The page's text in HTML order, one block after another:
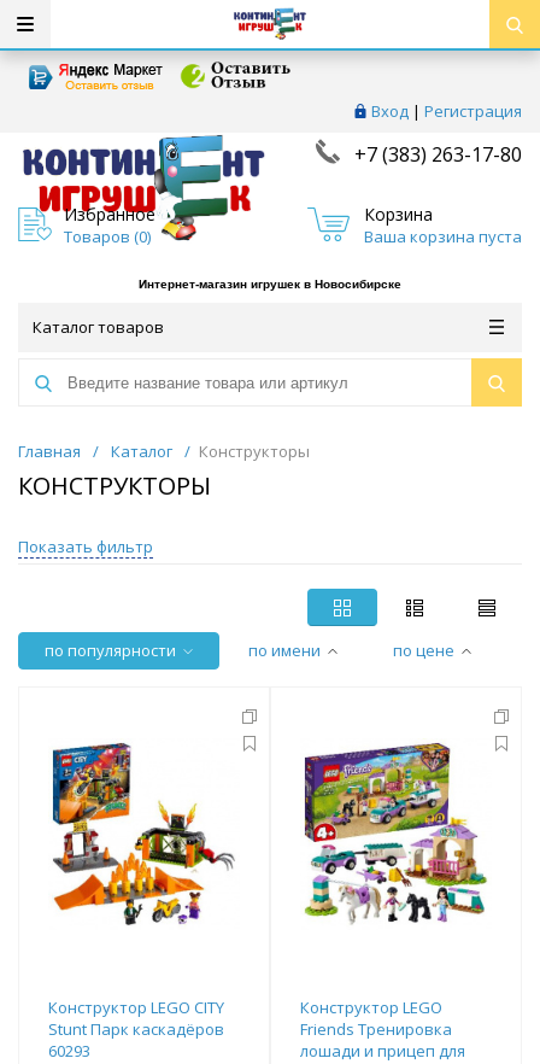
Вход | Регистрация
+7 (383) 263-17-80
Избранное
Товаров (0)
Корзина
Ваша корзина пуста
Интернет-магазин игрушек в Новосибирске
Каталог товаров
Главная / Каталог / Конструкторы
КОНСТРУКТОРЫ
Показать фильтр
по популярности по имени по цене
Конструктор LEGO CITY
Stunt Парк каскадёров
60293
Конструктор LEGO
Friends Тренировка
лошади и прицеп для